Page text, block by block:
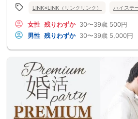
LINK×LINK（リンクリンク） ハイステ
女性 残りわずか 30〜39歳 500円
男性 残りわずか 30〜39歳 5,000円